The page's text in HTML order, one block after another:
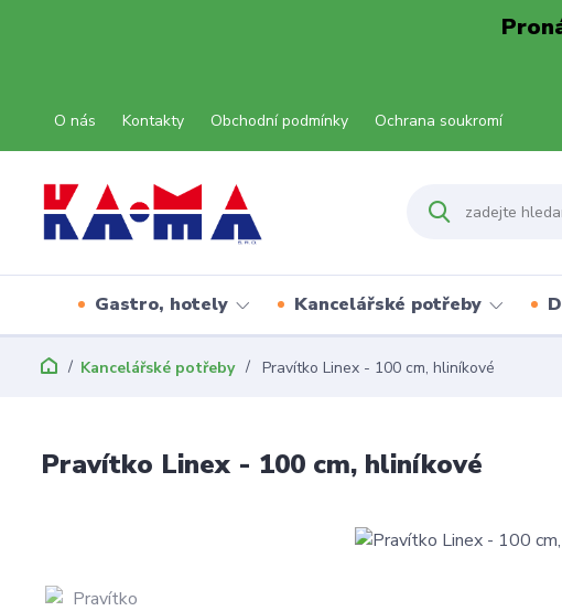
O nás Kontakty Obchodní podmínky Ochrana soukromí
Gastro, hotely Kancelářské potřeby
Kancelářské potřeby Pravítko Linex - 100 cm, hliníkové
Pravítko Linex - 100 cm, hliníkové